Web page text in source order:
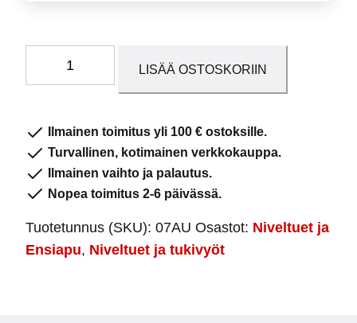
selkätuki
määrä
LISÄÄ OSTOSKORIIN
Ilmainen toimitus yli 100 € ostoksille.
Turvallinen, kotimainen verkkokauppa.
Ilmainen vaihto ja palautus.
Nopea toimitus 2-6 päivässä.
Tuotetunnus (SKU): 07AU Osastot: Niveltuet ja
Ensiapu, Niveltuet ja tukivyöt